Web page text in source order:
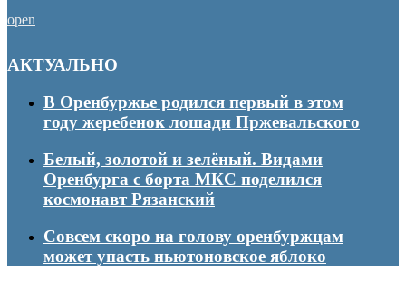
open
АКТУАЛЬНО
В Оренбуржье родился первый в этом
году жеребенок лошади Пржевальского
Белый, золотой и зелёный. Видами
Оренбурга с борта МКС поделился
космонавт Рязанский
Совсем скоро на голову оренбуржцам
может упасть ньютоновское яблоко